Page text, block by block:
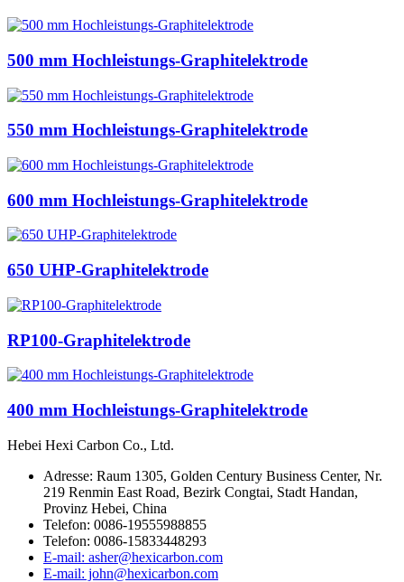
500 mm Hochleistungs-Graphitelektrode
550 mm Hochleistungs-Graphitelektrode
600 mm Hochleistungs-Graphitelektrode
650 UHP-Graphitelektrode
RP100-Graphitelektrode
400 mm Hochleistungs-Graphitelektrode
Hebei Hexi Carbon Co., Ltd.
Adresse: Raum 1305, Golden Century Business Center, Nr.
219 Renmin East Road, Bezirk Congtai, Stadt Handan,
Provinz Hebei, China
Telefon: 0086-19555988855
Telefon: 0086-15833448293
E-mail: asher@hexicarbon.com
E-mail: john@hexicarbon.com